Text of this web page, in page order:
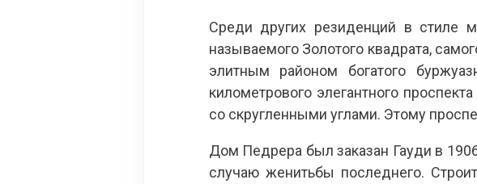
Среди других резиденций в стиле
называемого Золотого квадрата,
элитным районом богатого
километрового элегантного
со скругленными углами. Этому
Дом Педрера был заказан Гауди в
случаю женитьбы последнего.